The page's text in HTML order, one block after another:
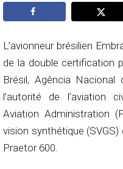
L’avionneur brésilien
de la double certification
Brésil, Agência
l’autorité de l’aviation
Aviation Administration
vision synthétique
Praetor 600.